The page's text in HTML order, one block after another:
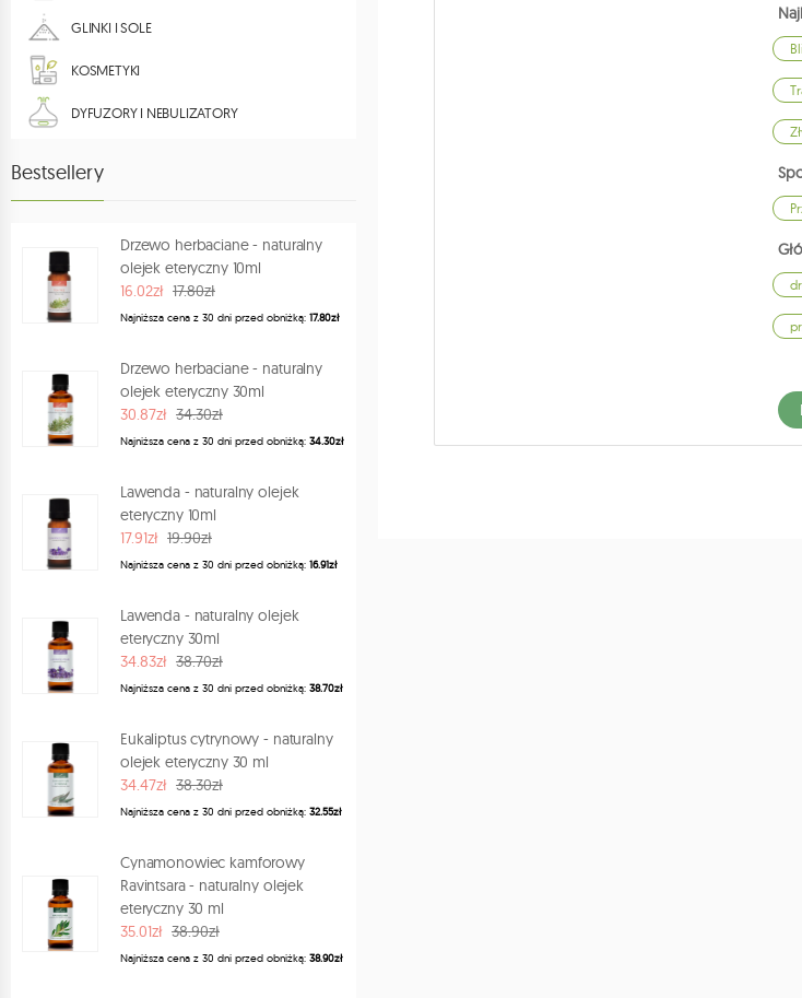
GLINKI I SOLE
KOSMETYKI
DYFUZORY I NEBULIZATORY
AKCESORIA ZAPACHOWE
HERBATY
SPRAYE ZAPACHOWE DO WNĘTRZ
KSIĄŻKI
POMYSŁY NA PREZENT
PROGRAM LOJALNOŚCIOWY
Bestsellery
Drzewo herbaciane - naturalny
olejek eteryczny 10ml
16.02zł 17.80zł
Najniższa cena z 30 dni przed obniżką: 17.80zł
Drzewo herbaciane - naturalny
olejek eteryczny 30ml
30.87zł 34.30zł
Najniższa cena z 30 dni przed obniżką: 34.30zł
Lawenda - naturalny olejek
eteryczny 10ml
17.91zł 19.90zł
Najniższa cena z 30 dni przed obniżką: 16.91zł
Lawenda - naturalny olejek
eteryczny 30ml
34.83zł 38.70zł
Najniższa cena z 30 dni przed obniżką: 38.70zł
Eukaliptus cytrynowy - naturalny
olejek eteryczny 30 ml
34.47zł 38.30zł
Najniższa cena z 30 dni przed obniżką: 32.55zł
Cynamonowiec kamforowy
Ravintsara - naturalny olejek
eteryczny 30 ml
35.01zł 38.90zł
Najniższa cena z 30 dni przed obniżką: 38.90zł